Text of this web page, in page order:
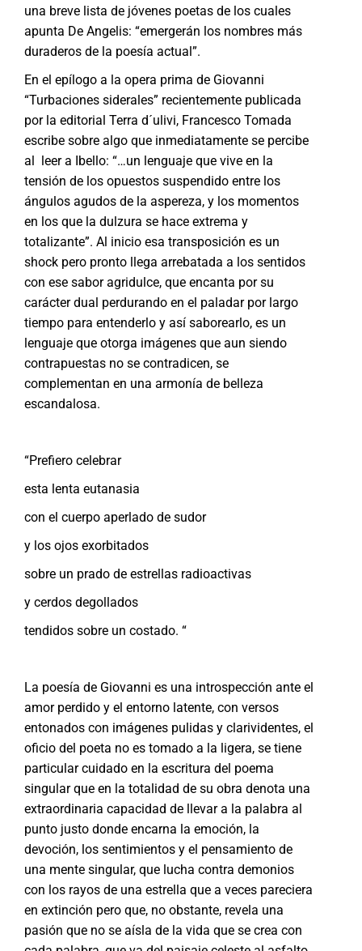
una breve lista de jóvenes poetas de los cuales
apunta De Angelis: “emergerán los nombres más
duraderos de la poesía actual”.
En el epílogo a la opera prima de Giovanni
“Turbaciones siderales” recientemente publicada
por la editorial Terra d´ulivi, Francesco Tomada
escribe sobre algo que inmediatamente se percibe
al leer a Ibello: “…un lenguaje que vive en la
tensión de los opuestos suspendido entre los
ángulos agudos de la aspereza, y los momentos
en los que la dulzura se hace extrema y
totalizante”. Al inicio esa transposición es un
shock pero pronto llega arrebatada a los sentidos
con ese sabor agridulce, que encanta por su
carácter dual perdurando en el paladar por largo
tiempo para entenderlo y así saborearlo, es un
lenguaje que otorga imágenes que aun siendo
contrapuestas no se contradicen, se
complementan en una armonía de belleza
escandalosa.
“Prefiero celebrar
esta lenta eutanasia
con el cuerpo aperlado de sudor
y los ojos exorbitados
sobre un prado de estrellas radioactivas
y cerdos degollados
tendidos sobre un costado. “
La poesía de Giovanni es una introspección ante el
amor perdido y el entorno latente, con versos
entonados con imágenes pulidas y clarividentes, el
oficio del poeta no es tomado a la ligera, se tiene
particular cuidado en la escritura del poema
singular que en la totalidad de su obra denota una
extraordinaria capacidad de llevar a la palabra al
punto justo donde encarna la emoción, la
devoción, los sentimientos y el pensamiento de
una mente singular, que lucha contra demonios
con los rayos de una estrella que a veces pareciera
en extinción pero que, no obstante, revela una
pasión que no se aísla de la vida que se crea con